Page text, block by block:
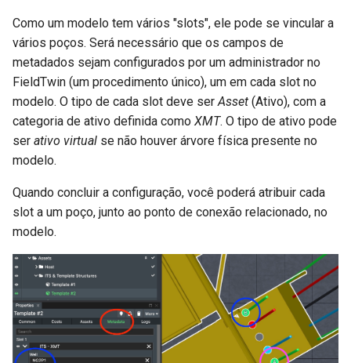
Como um modelo tem vários "slots", ele pode se vincular a
vários poços. Será necessário que os campos de
metadados sejam configurados por um administrador no
FieldTwin (um procedimento único), um em cada slot no
modelo. O tipo de cada slot deve serAsset (Ativo), com a
categoria de ativo definida como XMT. O tipo de ativo pode
ser ativo virtual se não houver árvore física presente no
modelo.
Quando concluir a configuração, você poderá atribuir cada
slot a um poço, junto ao ponto de conexão relacionado, no
modelo.